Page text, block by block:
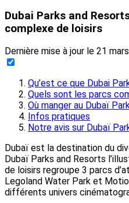
Dubai Parks and
complexe de loisirs
Dernière mise à jour le 21
Qu’est ce que Dubai
Quels sont les parcs
Où manger au Dubaï
Infos pratiques
Notre avis sur Dubaï
Dubaï est la destination du
Dubaï Parks and Resorts
de loisirs regroupe 3 parcs
Legoland Water Park et
différents univers